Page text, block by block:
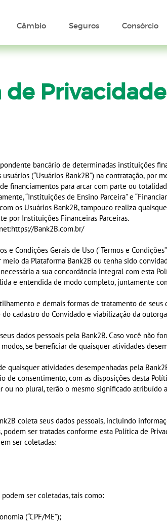
Câmbio Seguros Consórcio
de Privacidade
bancário de determinadas instituições
(“Usuários Bank2B”) na contratação, por
financiamentos para arcar com parte ou
“Instituições de Ensino Parceira” e
os Usuários Bank2B, tampouco realiza
por Instituições Financeiras Parceiras.
Bank2B.com.br/
e Condições Gerais de Uso (“Termos e
da Plataforma Bank2B ou tenha sido
a sua concordância integral com esta
e entendida de modo completo, juntamente
e demais formas de tratamento de
cadastro do Convidado e viabilização da
dados pessoais pela Bank2B. Caso você não
se beneficiar de quaisquer atividades
atividades desempenhadas pela
consentimento, com as disposições desta
no plural, terão o mesmo significado atribuído
coleta seus dados pessoais, incluindo
ser tratadas conforme esta Política de
ser coletadas:
ser coletadas, tais como:
(“CPF/ME”);